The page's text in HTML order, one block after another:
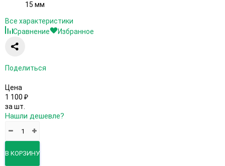
15 мм
Все характеристики
Сравнение
Избранное
Поделиться
Цена
1 100 ₽
за шт.
Нашли дешевле?
В КОРЗИНУ